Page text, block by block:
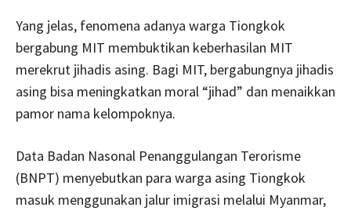
Yang jelas, fenomena adanya warga Tiongkok
bergabung MIT membuktikan keberhasilan MIT
merekrut jihadis asing. Bagi MIT, bergabungnya jihadis
asing bisa meningkatkan moral “jihad” dan menaikkan
pamor nama kelompoknya.
Data Badan Nasonal Penanggulangan Terorisme
(BNPT) menyebutkan para warga asing Tiongkok
masuk menggunakan jalur imigrasi melalui Myanmar,